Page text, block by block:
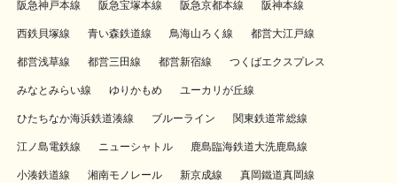
阪急神戸本線 阪急宝塚本線 阪急京都本線 阪神本線
西鉄貝塚線 青い森鉄道線 鳥海山ろく線 都営大江戸線
都営浅草線 都営三田線 都営新宿線 つくばエクスプレス
みなとみらい線 ゆりかもめ ユーカリが丘線
ひたちなか海浜鉄道湊線 ブルーライン 関東鉄道常総線
江ノ島電鉄線 ニューシャトル 鹿島臨海鉄道大洗鹿島線
小湊鉄道線 湘南モノレール 新京成線 真岡鐵道真岡線